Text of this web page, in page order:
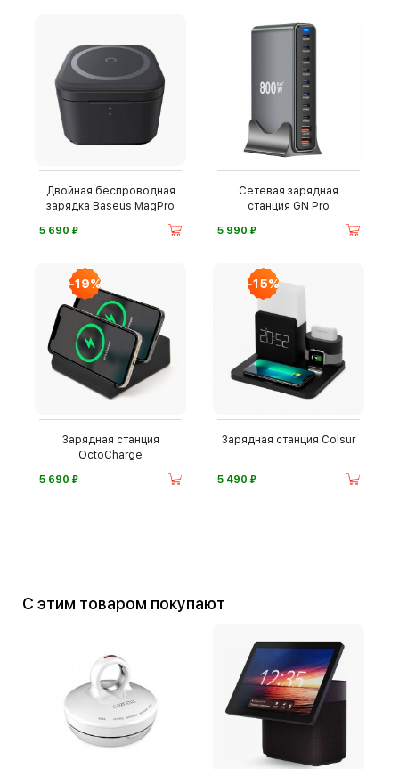
Двойная беспроводная
зарядка Baseus MagPro
5 690 ⃏
Сетевая зарядная
станция GN Pro
5 990 ⃏
-19%
Зарядная станция
OctoCharge
5 690 ⃏
-15%
Зарядная станция Colsur
5 490 ⃏
С этим товаром покупают